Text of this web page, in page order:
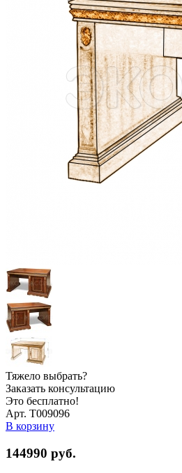
Тяжело выбрать?
Заказать консультацию
Это бесплатно!
Арт. Т009096
В корзину
144990 руб.